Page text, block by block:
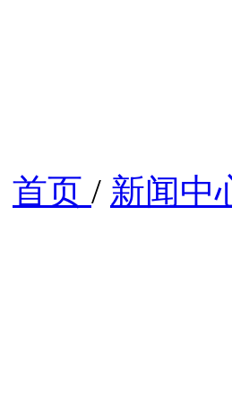
首页 / 新闻中